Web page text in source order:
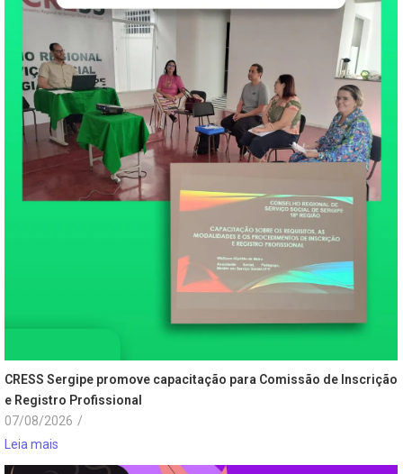
CRESS Sergipe promove capacitação para Comissão de Inscrição
e Registro Profissional
07/08/2026 /
Leia mais